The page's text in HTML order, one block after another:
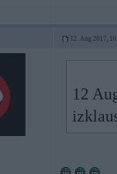
12. Aug 2017,
12